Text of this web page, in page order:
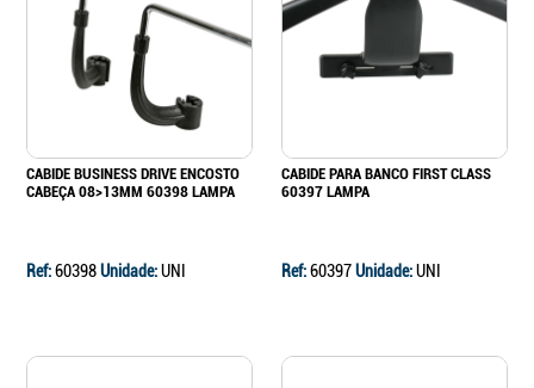
CABIDE BUSINESS DRIVE ENCOSTO
CABEÇA 08>13MM 60398 LAMPA
Ref:60398Unidade:UNI
CABIDE PARA BANCO FIRST CLASS
60397 LAMPA
Ref:60397Unidade:UNI